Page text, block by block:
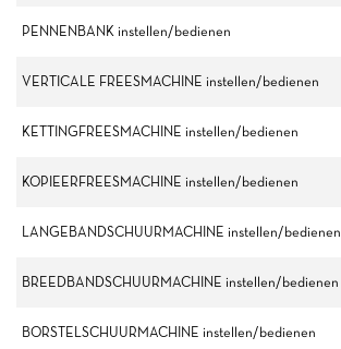
PENNENBANK instellen/bedienen
VERTICALE FREESMACHINE instellen/bedienen
KETTINGFREESMACHINE instellen/bedienen
KOPIEERFREESMACHINE instellen/bedienen
LANGEBANDSCHUURMACHINE instellen/bedienen
BREEDBANDSCHUURMACHINE instellen/bedienen
BORSTELSCHUURMACHINE instellen/bedienen